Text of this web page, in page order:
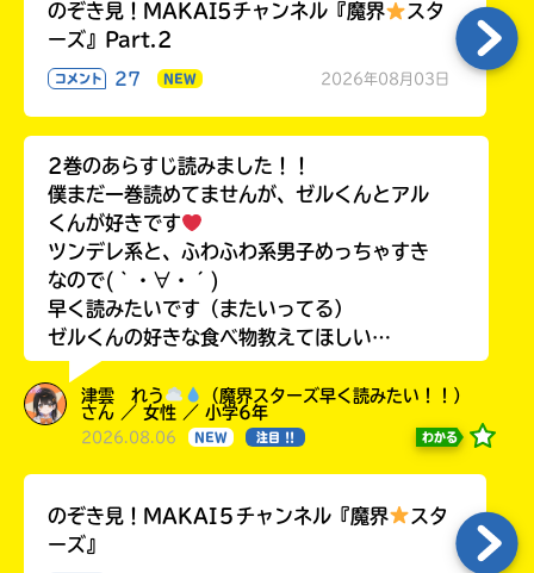
のぞき見！MAKAI5チャンネル『魔界
スタ
ーズ』Part.2
コメント 27 NEW 2026年08月03日
2巻のあらすじ読みました！！
僕まだ一巻読めてませんが、ゼルくんとアル
くんが好きです
ツンデレ系と、ふわふわ系男子めっちゃすき
なので(｀・∀・´)
早く読みたいです（またいってる）
ゼルくんの好きな食べ物教えてほしい…
津雲 れう
（魔界スターズ早く読みたい！！）
さん ／ 女性 ／ 小学6年
2026.08.06 NEW 注目 !! わかる
のぞき見！MAKAI５チャンネル『魔界
スタ
ーズ』